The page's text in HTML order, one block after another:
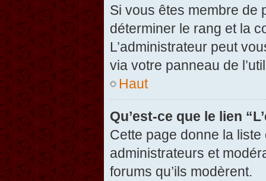
Si vous êtes membre de
déterminer le rang et la
L’administrateur peut
via votre panneau de
Haut
Qu’est-ce que le lien
Cette page donne la
administrateurs et
forums qu’ils modèrent.